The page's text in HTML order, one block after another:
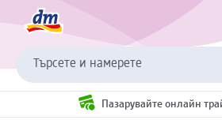
Търсете и намерете
Пазарувайте онлайн